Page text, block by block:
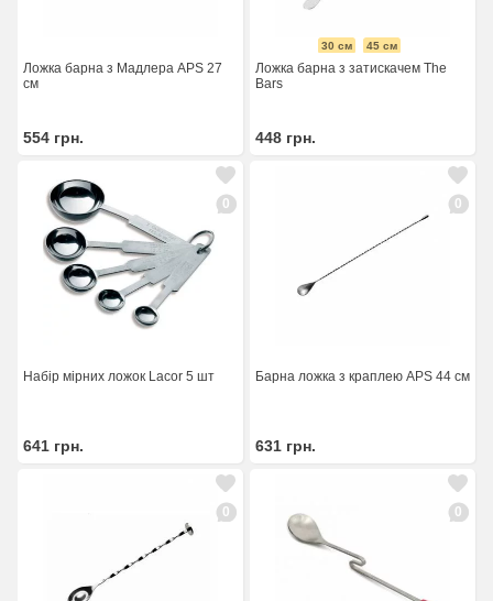
Ложка барна з Мадлера APS 27
см
554 грн.
30 см 45 см
Ложка барна з затискачем The
Bars
448 грн.
0
Набір мірних ложок Lacor 5 шт
641 грн.
0
Барна ложка з краплею APS 44 см
631 грн.
0 0